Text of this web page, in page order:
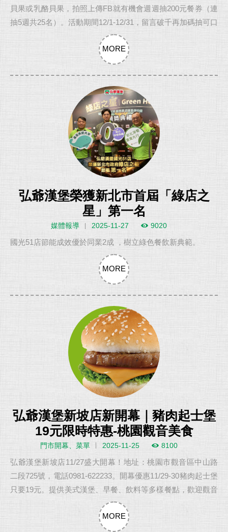
貝果或乳酪貝果，拍照上傳FB就有機會週週抽200元餐券（連
抽5週共25名）。活動期間12/1-12/31，留言破千再加碼抽可口
可樂聖誕跨年禮10份！微酸藍莓×柔滑乳酪，讓你的早餐時光
更幸福。全台900 門市同步販售，立即參加！
MORE
弘爺漢堡榮獲新北市首屆「綠店之
星」第一名
媒體報導 2025-11-27 9020
國光51店節能成效優於同業2成 ，樹立綠色餐飲新典範。
MORE
弘爺漢堡新坡店新開幕｜豬肉起士堡
19元限時特惠-桃園觀音美食
門市開幕、菜單 2025-11-25 8100
弘爺漢堡新坡店11/27盛大開幕！地址：桃園市觀音區中山路
二段725號，電話0981-622233。開幕優惠11/29-30豬肉起士堡
只要19元。提供美式漢堡、早餐、飲料等多樣餐點，歡迎觀音
MORE